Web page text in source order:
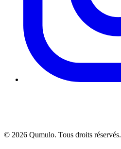
© 2026 Qumulo. Tous droits réservés.